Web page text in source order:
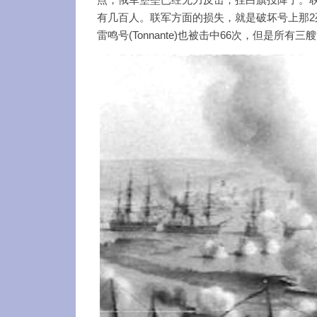
有几百人。联军方面的损失，就是破坏号上那
雷鸣号(Tonnante)也被击中66次，但是所有三